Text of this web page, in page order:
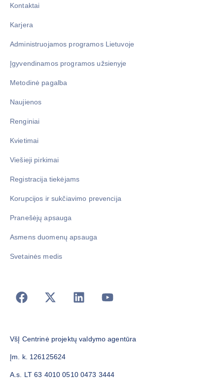
Kontaktai
Karjera
Administruojamos programos Lietuvoje
Įgyvendinamos programos užsienyje
Metodinė pagalba
Naujienos
Renginiai
Kvietimai
Viešieji pirkimai
Registracija tiekėjams
Korupcijos ir sukčiavimo prevencija
Pranešėjų apsauga
Asmens duomenų apsauga
Svetainės medis
VšĮ Centrinė projektų valdymo agentūra
Įm. k. 126125624
A.s. LT 63 4010 0510 0473 3444